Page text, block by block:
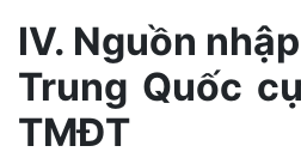
IV. Nguồn
Trung Quốc
TMĐT